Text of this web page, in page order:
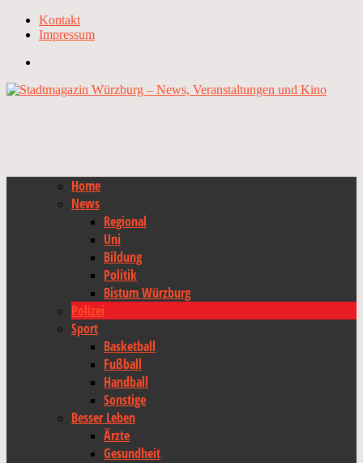
Kontakt
Impressum
Home
News
Regional
Uni
Bildung
Politik
Bistum Würzburg
Polizei
Sport
Basketball
Fußball
Handball
Sonstige
Besser Leben
Ärzte
Gesundheit